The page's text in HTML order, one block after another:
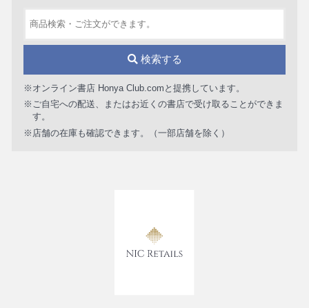
検索する
※オンライン書店 Honya Club.comと提携しています。
※ご自宅への配送、またはお近くの書店で受け取ることができま
す。
※店舗の在庫も確認できます。（一部店舗を除く）